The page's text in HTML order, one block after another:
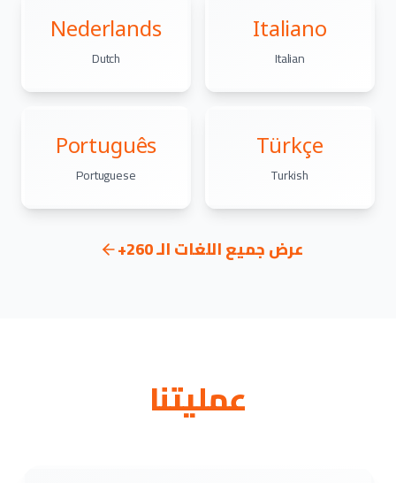
Italiano
Italian
Nederlands
Dutch
Türkçe
Turkish
Português
Portuguese
عرض جميع اللغات الـ 260+
عمليتنا